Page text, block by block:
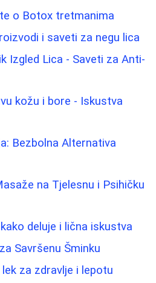
o Botox tretmanima
i saveti za negu lica
Izgled Lica - Saveti za Anti-
kožu i bore - Iskustva
Bezbolna Alternativa
na Tjelesnu i Psihičku
deluje i lična iskustva
Savršenu Šminku
za zdravlje i lepotu